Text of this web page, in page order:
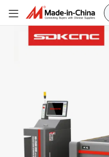
reclame,
Zware CNC-freesmachine voor